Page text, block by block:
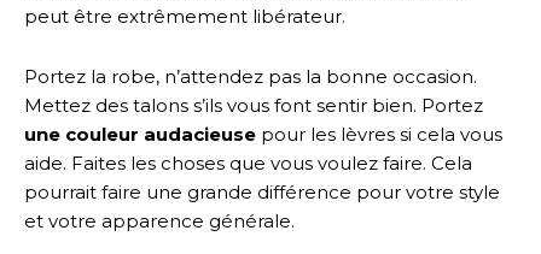
peut être extrêmement libérateur.
Portez la robe, n’attendez pas la bonne occasion.
Mettez des talons s’ils vous font sentir bien. Portez
une couleur audacieuse pour les lèvres si cela vous
aide. Faites les choses que vous voulez faire. Cela
pourrait faire une grande différence pour votre style
et votre apparence générale.